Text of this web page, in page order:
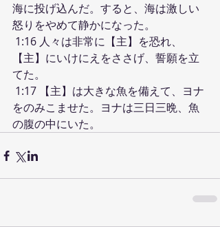
海に投げ込んだ。すると、海は激しい
怒りをやめて静かになった。
【主】にいけにえをささげ、誓願を立
てた。
をのみこませた。ヨナは三日三晩、魚
の腹の中にいた。